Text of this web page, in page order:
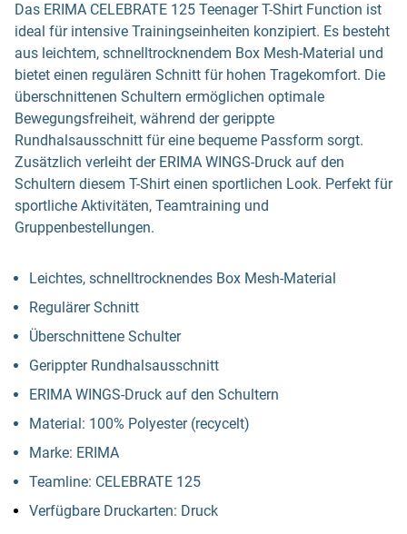
Das ERIMA CELEBRATE 125 Teenager T-Shirt Function ist
ideal für intensive Trainingseinheiten konzipiert. Es besteht
aus leichtem, schnelltrocknendem Box Mesh-Material und
bietet einen regulären Schnitt für hohen Tragekomfort. Die
überschnittenen Schultern ermöglichen optimale
Bewegungsfreiheit, während der gerippte
Rundhalsausschnitt für eine bequeme Passform sorgt.
Zusätzlich verleiht der ERIMA WINGS-Druck auf den
Schultern diesem T-Shirt einen sportlichen Look. Perfekt für
sportliche Aktivitäten, Teamtraining und
Gruppenbestellungen.
Leichtes, schnelltrocknendes Box Mesh-Material
Regulärer Schnitt
Überschnittene Schulter
Gerippter Rundhalsausschnitt
ERIMA WINGS-Druck auf den Schultern
Material: 100% Polyester (recycelt)
Marke: ERIMA
Teamline: CELEBRATE 125
Verfügbare Druckarten: Druck